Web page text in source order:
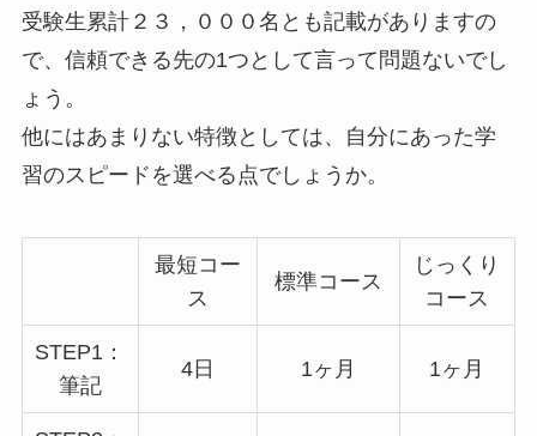
受験生累計２３，０００名とも記載がありますの
で、信頼できる先の1つとして言って問題ないでし
ょう。
他にはあまりない特徴としては、自分にあった学
習のスピードを選べる点でしょうか。
最短コー
ス
標準コース
じっくり
コース
STEP1：
筆記
4日 1ヶ月 1ヶ月